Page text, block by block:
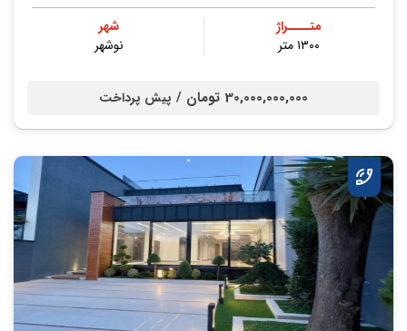
متــــراژ
۱۳۰۰ متر
شهر
نوشهر
30,000,000,000 تومان / پیش پرداخت